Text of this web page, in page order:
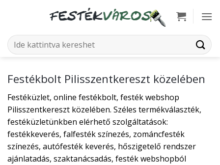
Keresés
a
Festékbolt Pilisszentkereszt közelében
Festéküzlet, online festékbolt, festék webshop
Pilisszentkereszt közelében. Széles termékválaszték,
festéküzletünkben elérhető szolgáltatások:
festékkeverés, falfesték színezés, zománcfesték
színezés, autófesték keverés, hőszigetelő rendszer
ajánlatadás, szaktanácsadás, festék webshopból